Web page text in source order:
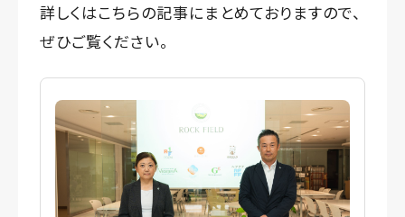
詳しくはこちらの記事にまとめておりますので、
ぜひご覧ください。